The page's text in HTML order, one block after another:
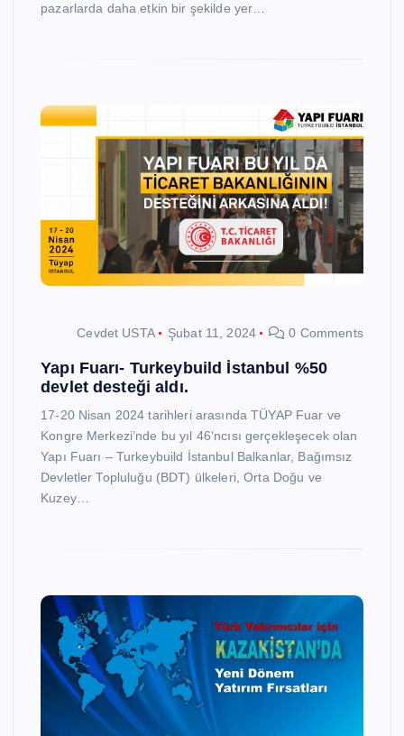
pazarlarda daha etkin bir şekilde yer…
Cevdet USTA Şubat 11, 2024 0 Comments
Yapı Fuarı- Turkeybuild İstanbul %50
devlet desteği aldı.
17-20 Nisan 2024 tarihleri arasında TÜYAP Fuar ve
Kongre Merkezi’nde bu yıl 46’ncısı gerçekleşecek olan
Yapı Fuarı – Turkeybuild İstanbul Balkanlar, Bağımsız
Devletler Topluluğu (BDT) ülkeleri, Orta Doğu ve
Kuzey…